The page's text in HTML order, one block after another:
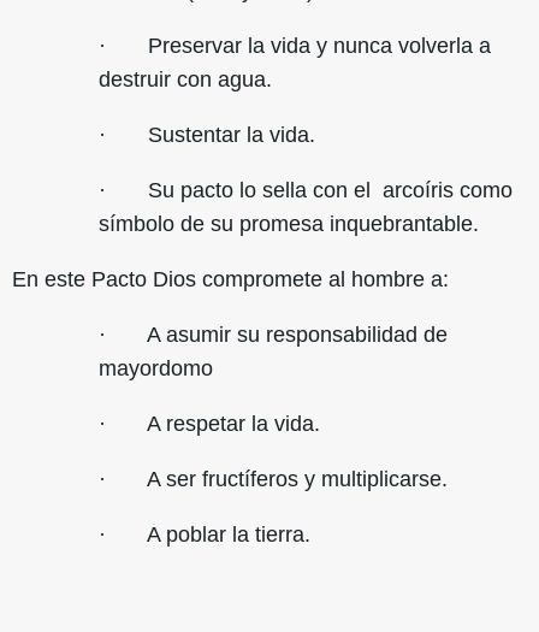
· Preservar la vida y nunca volverla a
destruir con agua.
· Sustentar la vida.
· Su pacto lo sella con el arcoíris como
símbolo de su promesa inquebrantable.
En este Pacto Dios compromete al hombre a:
· A asumir su responsabilidad de
mayordomo
· A respetar la vida.
· A ser fructíferos y multiplicarse.
· A poblar la tierra.